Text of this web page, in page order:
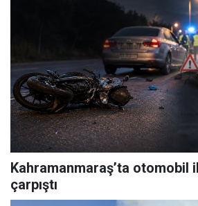
Kahramanmaraş’ta otomobil
çarpıştı